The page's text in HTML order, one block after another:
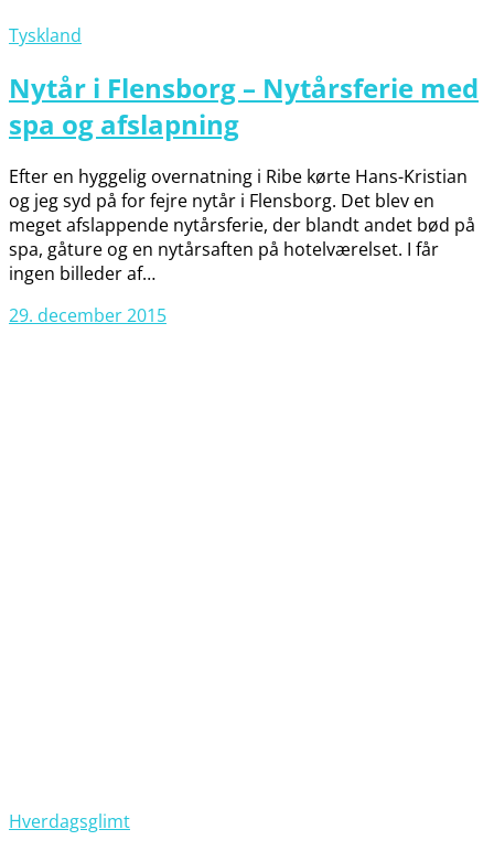
Tyskland
Nytår i Flensborg – Nytårsferie med
spa og afslapning
Efter en hyggelig overnatning i Ribe kørte Hans-Kristian
og jeg syd på for fejre nytår i Flensborg. Det blev en
meget afslappende nytårsferie, der blandt andet bød på
spa, gåture og en nytårsaften på hotelværelset. I får
ingen billeder af…
29. december 2015
Hverdagsglimt